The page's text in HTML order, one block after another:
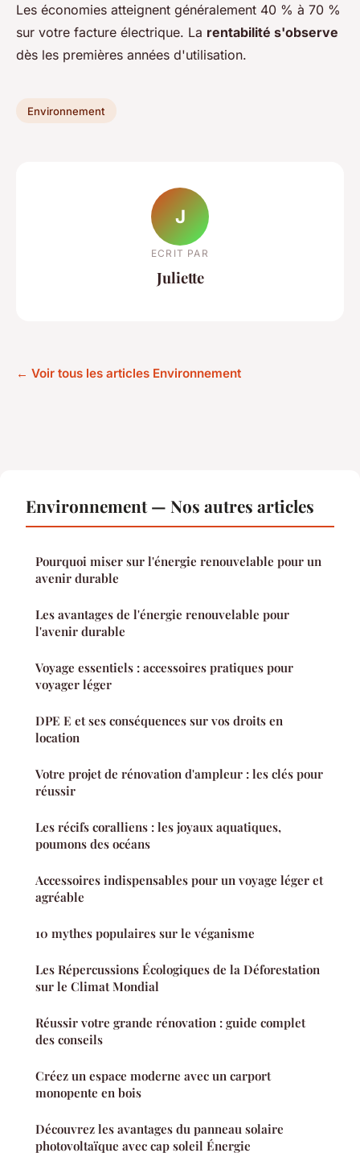
Les économies atteignent généralement 40 % à 70 %
sur votre facture électrique. La rentabilité s'observe
dès les premières années d'utilisation.
Environnement
J
ECRIT PAR
Juliette
← Voir tous les articles Environnement
Environnement — Nos autres articles
Pourquoi miser sur l'énergie renouvelable pour un
avenir durable
Les avantages de l'énergie renouvelable pour
l'avenir durable
Voyage essentiels : accessoires pratiques pour
voyager léger
DPE E et ses conséquences sur vos droits en
location
Votre projet de rénovation d'ampleur : les clés pour
réussir
Les récifs coralliens : les joyaux aquatiques,
poumons des océans
Accessoires indispensables pour un voyage léger et
agréable
10 mythes populaires sur le véganisme
Les Répercussions Écologiques de la Déforestation
sur le Climat Mondial
Réussir votre grande rénovation : guide complet
des conseils
Créez un espace moderne avec un carport
monopente en bois
Découvrez les avantages du panneau solaire
photovoltaïque avec cap soleil Énergie